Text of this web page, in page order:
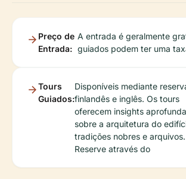
Preço de
Entrada:
A entrada é geralmente
guiados podem ter uma
Tours
Guiados:
Disponíveis mediante
finlandês e inglês. Os tours
oferecem insights
sobre a arquitetura do
tradições nobres e arquivos.
Reserve através do